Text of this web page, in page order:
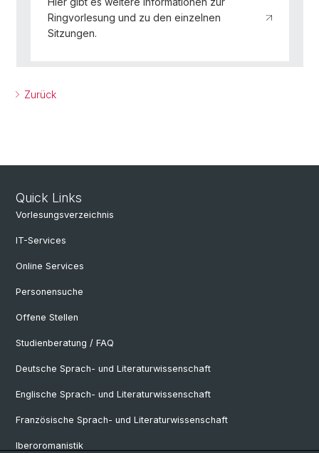
Ringvorlesung und zu den einzelnen
Sitzungen.
Zurück
Quick Links
Vorlesungsverzeichnis
IT-Services
Online Services
Personensuche
Offene Stellen
Studienberatung / FAQ
Deutsche Sprach- und Literaturwissenschaft
Englische Sprach- und Literaturwissenschaft
Französische Sprach- und Literaturwissenschaft
Iberoromanistik